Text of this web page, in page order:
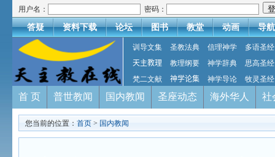
用户名： 密码：
答疑 资料下载 论坛 图书 教堂 动画 导航
训导文集 圣教法典 信理神学
多语圣经
天主教理
教理纲要 神学辞典
思高圣经
梵二文献
神学论集 神学导论 牧灵圣经
首 页 普世教闻 国内教闻 圣座动态 海外华人 社
您当前的位置： 首页 > 国内教闻